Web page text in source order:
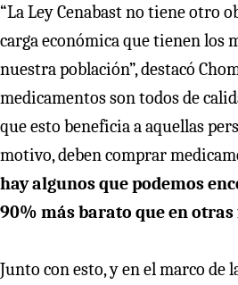
“La Ley Cenabast no tiene otro
carga económica que tienen los
nuestra población”, destacó
medicamentos son todos de
que esto beneficia a aquellas
motivo, deben comprar
hay algunos que podemos
90% más barato que en
Junto con esto, y en el marco de